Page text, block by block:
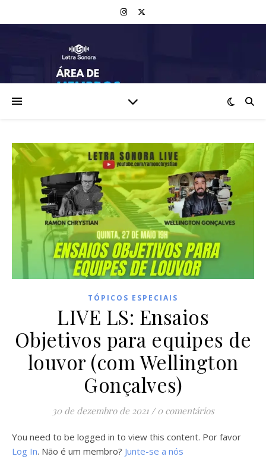
TÓPICOS ESPECIAIS
LIVE LS: Ensaios
Objetivos para equipes de
louvor (com Wellington
Gonçalves)
30 de dezembro de 2021 / 0 comentários
You need to be logged in to view this content. Por favor
Log In. Não é um membro? Junte-se a nós